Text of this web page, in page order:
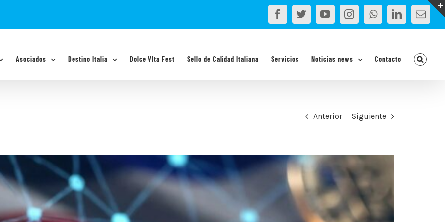
Facebook
TwitterYouTubeInstagramWhatsAppLinkedIn
Asociados Destino Italia Dolce VIta Fest Sello de Calidad Italiana Servicios Noticias news Contacto
Anterior Siguiente